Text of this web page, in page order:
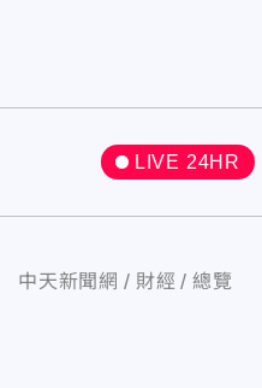
LIVE 24HR
中天新聞網 財經 總覽